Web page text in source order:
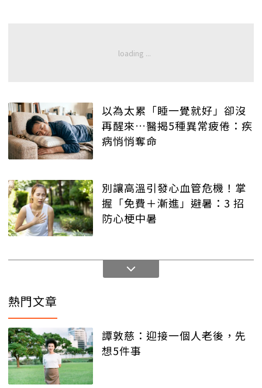
以為太累「睡一覺就好」卻沒
再醒來…醫揭5種異常疲倦：疾
病悄悄奪命
別讓高溫引發心血管危機！掌
握「免費＋漸進」避暑：3 招
防心梗中暑
熱門文章
譚敦慈：迎接一個人老後，先
想5件事